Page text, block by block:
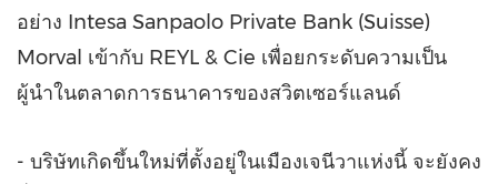
อย่าง Intesa Sanpaolo Private Bank (Suisse)
Morval เข้ากับ REYL & Cie เพื่อยกระดับความเป็น
ผู้นำในตลาดการธนาคารของสวิตเซอร์แลนด์
- บริษัทเกิดขึ้นใหม่ที่ตั้งอยู่ในเมืองเจนีวาแห่งนี้ จะยังคง